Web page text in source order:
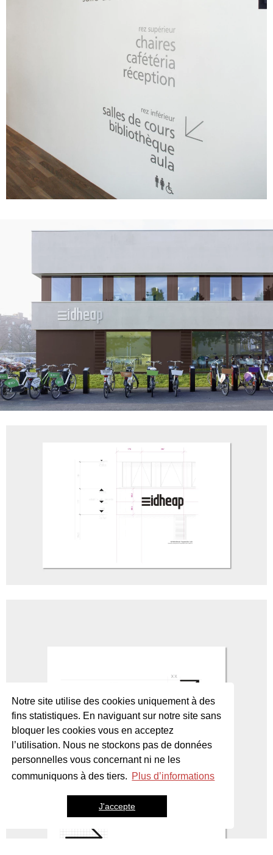
Notre site utilise des cookies uniquement à des
fins statistiques. En naviguant sur notre site sans
bloquer les cookies vous en acceptez
l’utilisation. Nous ne stockons pas de données
personnelles vous concernant ni ne les
communiquons à des tiers. Plus d’informations
J'accepte